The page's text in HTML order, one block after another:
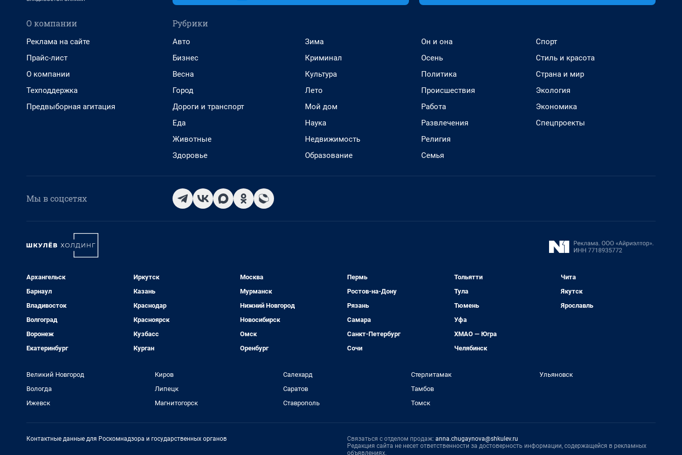
О компании
Реклама на сайте
Прайс-лист
О компании
Техподдержка
Предвыборная агитация
Рубрики
Авто
Бизнес
Весна
Город
Дороги и транспорт
Еда
Животные
Здоровье
Зима
Криминал
Культура
Лето
Мой дом
Наука
Недвижимость
Образование
Он и она
Осень
Политика
Происшествия
Работа
Развлечения
Религия
Семья
Спорт
Стиль и красота
Страна и мир
Экология
Экономика
Спецпроекты
Мы в соцсетях
Архангельск
Барнаул
Владивосток
Волгоград
Воронеж
Екатеринбург
Иркутск
Казань
Краснодар
Красноярск
Кузбасс
Курган
Москва
Мурманск
Нижний Новгород
Новосибирск
Омск
Оренбург
Пермь
Ростов-на-Дону
Рязань
Самара
Санкт-Петербург
Сочи
Тольятти
Тула
Тюмень
Уфа
ХМАО — Югра
Челябинск
Чита
Якутск
Ярославль
Великий Новгород
Вологда
Ижевск
Киров
Липецк
Магнитогорск
Салехард
Саратов
Ставрополь
Стерлитамак
Тамбов
Томск
Ульяновск
Контактные данные для Роскомнадзора и государственных органов Связаться с отделом продаж: anna.chugaynova@shkulev.ru
Редакция сайта не несет ответственности за достоверность информации, содержащейся в рекламных
объявлениях.